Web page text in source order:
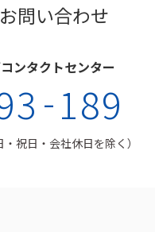
問い合わせ
ンタクトセンター
-189
・祝日・会社休日を除く）